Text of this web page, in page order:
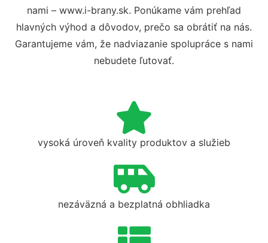
nami – www.i-brany.sk. Ponúkame vám prehľad
hlavných výhod a dôvodov, prečo sa obrátiť na nás.
Garantujeme vám, že nadviazanie spolupráce s nami
nebudete ľutovať.
vysoká úroveň kvality produktov a služieb
nezáväzná a bezplatná obhliadka